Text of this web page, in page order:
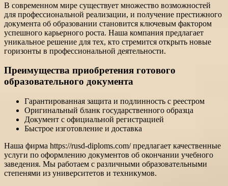
В современном мире существует множество возможностей
для профессиональной реализации, и получение престижного
документа об образовании становится ключевым фактором
успешного карьерного роста. Наша компания предлагает
уникальное решение для тех, кто стремится открыть новые
горизонты в профессиональной деятельности.
Преимущества приобретения готового
образовательного документа
Гарантированная защита и подлинность с реестром
Оригинальный бланк государственного образца
Документ с официальной регистрацией
Быстрое изготовление и доставка
Наша фирма https://rusd-diploms.com/ предлагает качественные
услуги по оформлению документов об окончании учебного
заведения. Мы работаем с различными образовательными
степенями из университетов и техникумов.